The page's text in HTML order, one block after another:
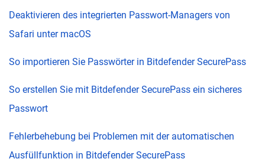
Deaktivieren des integrierten Passwort-Managers von
Safari unter macOS
So importieren Sie Passwörter in Bitdefender SecurePass
So erstellen Sie mit Bitdefender SecurePass ein sicheres
Passwort
Fehlerbehebung bei Problemen mit der automatischen
Ausfüllfunktion in Bitdefender SecurePass